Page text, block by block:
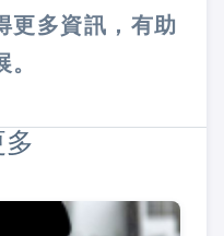
更多資訊，有助